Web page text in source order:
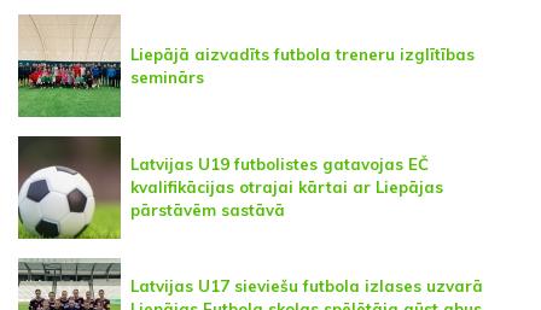
Liepājā aizvadīts futbola treneru izglītības
seminārs
Latvijas U19 futbolistes gatavojas EČ
kvalifikācijas otrajai kārtai ar Liepājas
pārstāvēm sastāvā
Latvijas U17 sieviešu futbola izlases uzvarā